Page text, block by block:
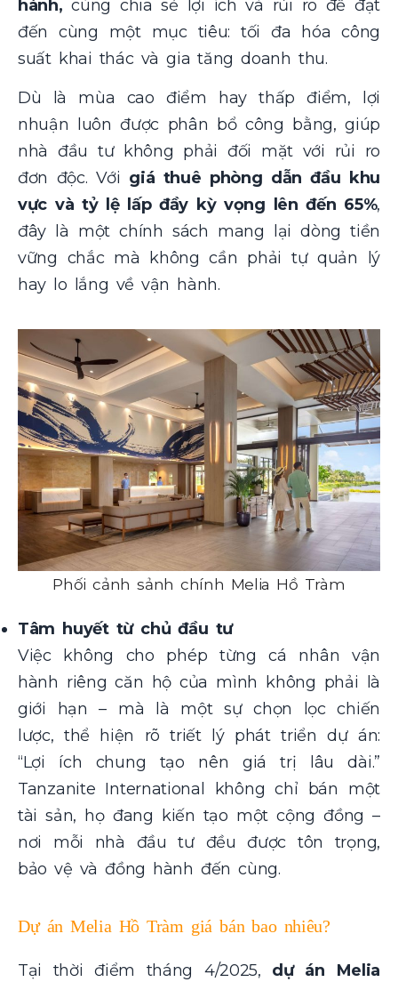
hành,cùng chia sẻ lợi ích và rủi ro để đạt
đến cùng một mục tiêu: tối đa hóa công
suất khai thác và gia tăng doanh thu.
Dù là mùa cao điểm hay thấp điểm, lợi
nhuận luôn được phân bổ công bằng, giúp
nhà đầu tư không phải đối mặt với rủi ro
đơn độc. Với giá thuê phòng dẫn đầu khu
vực và tỷ lệ lấp đầy kỳ vọng lên đến 65%,
đây là một chính sách mang lại dòng tiền
vững chắc mà không cần phải tự quản lý
hay lo lắng về vận hành.
Phối cảnh sảnh chính Melia Hồ Tràm
Tâm huyết từ chủ đầu tư
Việc không cho phép từng cá nhân vận
hành riêng căn hộ của mình không phải là
giới hạn – mà là một sự chọn lọc chiến
lược, thể hiện rõ triết lý phát triển dự án:
“Lợi ích chung tạo nên giá trị lâu dài.”
Tanzanite International không chỉ bán một
tài sản, họ đang kiến tạo một cộng đồng –
nơi mỗi nhà đầu tư đều được tôn trọng,
bảo vệ và đồng hành đến cùng.
Dự án Melia Hồ Tràm giá bán bao nhiêu?
Tại thời điểm tháng 4/2025, dự án Melia